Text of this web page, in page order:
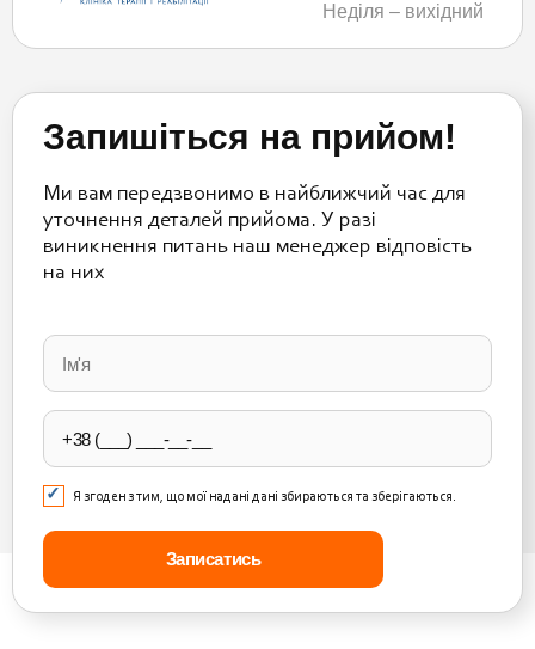
Неділя – вихідний
Запишіться на прийом!
Ми вам передзвонимо в найближчий час для
уточнення деталей прийома. У разі
виникнення питань наш менеджер відповість
на них
leave
this
field
empty.
Я згоден з тим, що мої надані дані збираються та зберігаються.